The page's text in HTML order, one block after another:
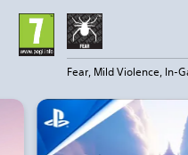
Fear, Mild Violence, In-